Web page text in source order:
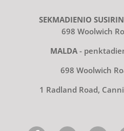
SEKMADIENIO
698 Woolwich
MALDA-
698 Woolwich
1 Radland Road,